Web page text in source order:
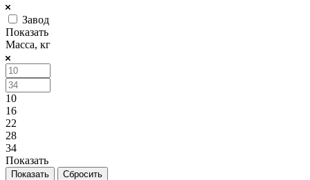
Завод
Показать
Масса, кг
10
16
22
28
34
Показать
Сбросить